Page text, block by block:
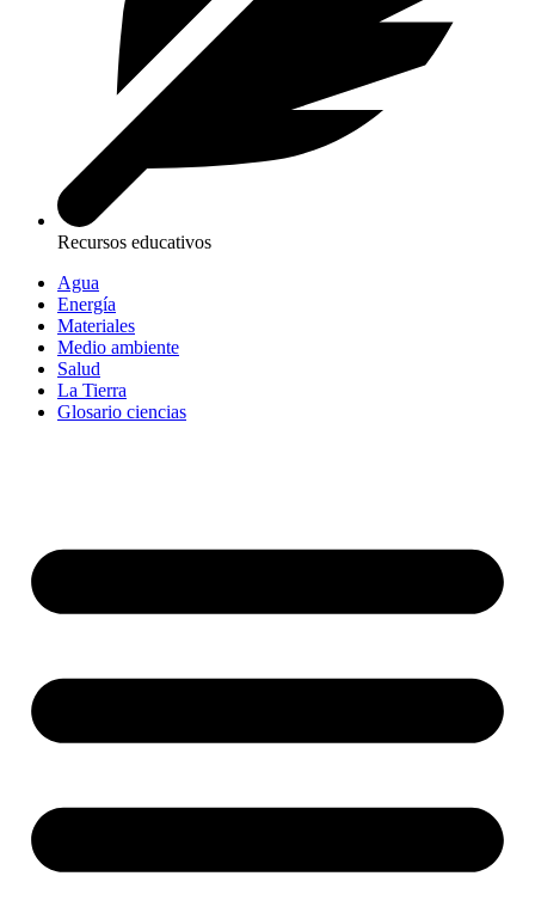
Recursos educativos
Agua
Energía
Materiales
Medio ambiente
Salud
La Tierra
Glosario ciencias